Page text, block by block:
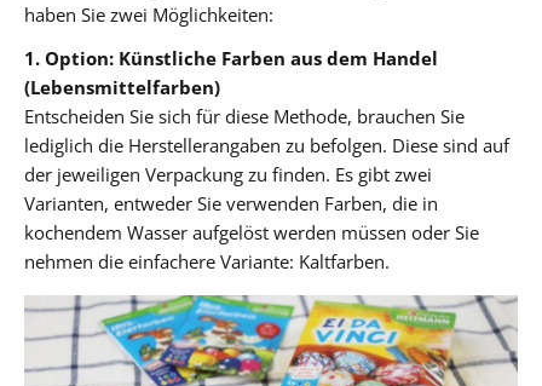
haben Sie zwei Möglichkeiten:
1. Option: Künstliche Farben aus dem Handel
(Lebensmittelfarben)
Entscheiden Sie sich für diese Methode, brauchen Sie
lediglich die Herstellerangaben zu befolgen. Diese sind auf
der jeweiligen Verpackung zu finden. Es gibt zwei
Varianten, entweder Sie verwenden Farben, die in
kochendem Wasser aufgelöst werden müssen oder Sie
nehmen die einfachere Variante: Kaltfarben.